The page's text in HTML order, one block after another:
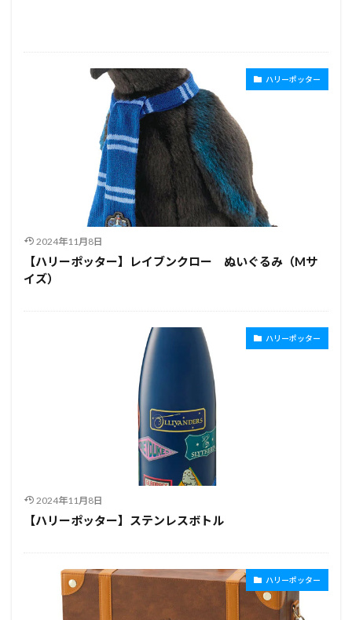
ハリーポッター
2024年11月8日
【ハリーポッター】レイブンクロー ぬいぐるみ（Mサ
イズ）
ハリーポッター
2024年11月8日
【ハリーポッター】ステンレスボトル
ハリーポッター